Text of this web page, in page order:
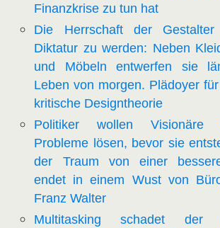
Finanzkrise zu tun hat
Die Herrschaft der
Diktatur zu werden: Neben
und Möbeln entwerfen sie
Leben von morgen. Plädoyer
kritische Designtheorie
Politiker wollen Visionäre
Probleme lösen, bevor sie
der Traum von einer
endet in einem Wust von
Franz Walter
Multitasking schadet der